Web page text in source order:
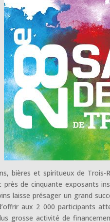
bières et spiritueux de Trois-
près de cinquante exposants
laisse présager un grand
aux 2 000 participants
grosse activité de